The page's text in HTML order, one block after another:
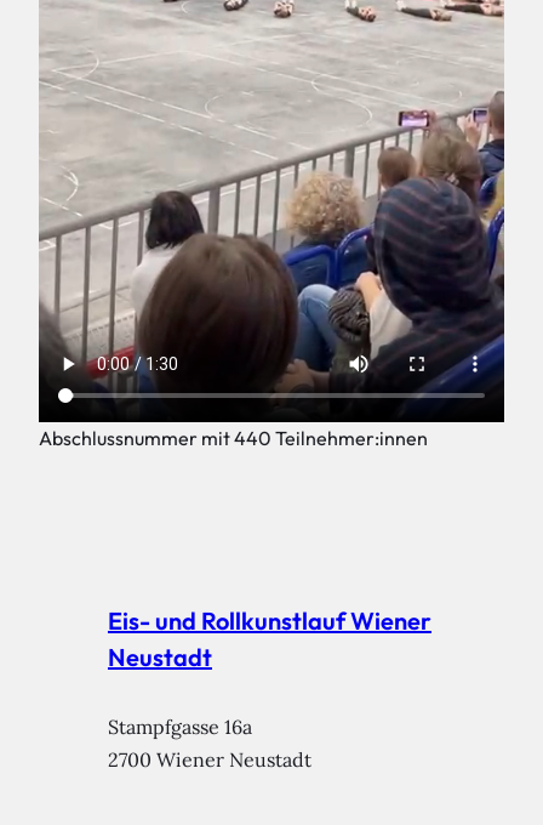
Abschlussnummer mit 440 Teilnehmer:innen
Eis- und Rollkunstlauf Wiener
Neustadt
Stampfgasse 16a
2700 Wiener Neustadt